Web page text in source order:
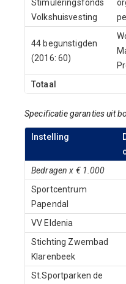
Stimuleringsfonds
Volkshuisvesting
44 begunstigden
(2016: 60)
Totaal
Specificatie garanties uit
Instelling
Bedragen x € 1.000
Sportcentrum
Papendal
VV Eldenia
Stichting Zwembad
Klarenbeek
St.Sportparken de